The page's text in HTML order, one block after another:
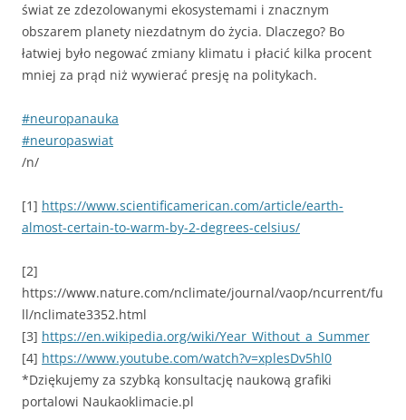
świat ze zdezolowanymi ekosystemami i znacznym
obszarem planety niezdatnym do życia. Dlaczego? Bo
łatwiej było negować zmiany klimatu i płacić kilka procent
mniej za prąd niż wywierać presję na politykach.
#neuropanauka
#neuropaswiat
/n/
[1] https://www.scientificamerican.com/article/earth-
almost-certain-to-warm-by-2-degrees-celsius/
[2]
https://www.nature.com/nclimate/journal/vaop/ncurrent/fu
ll/nclimate3352.html
[3] https://en.wikipedia.org/wiki/Year_Without_a_Summer
[4] https://www.youtube.com/watch?v=xplesDv5hl0
*Dziękujemy za szybką konsultację naukową grafiki
portalowi Naukaoklimacie.pl